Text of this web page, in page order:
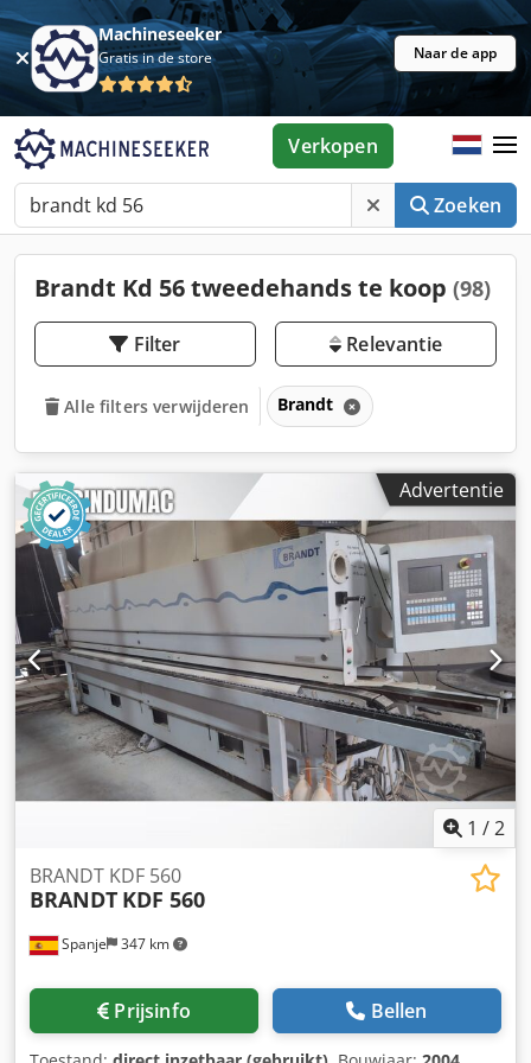
Machineseeker
Gratis in de store Naar de app
Zoeken
Verkopen
Brandt Kd 56 tweedehands te koop (98)
Filter Relevantie
Alle filters verwijderen Brandt
Advertentie
1 /2
Spanje 347 km
BRANDT KDF 560
BRANDT KDF 560
Prijsinfo Bellen